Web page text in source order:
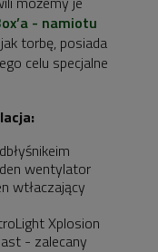
- namiotu
torbę, posiada
celu specjalne
wentylator
wtłaczający
Xplosion
- zalecany